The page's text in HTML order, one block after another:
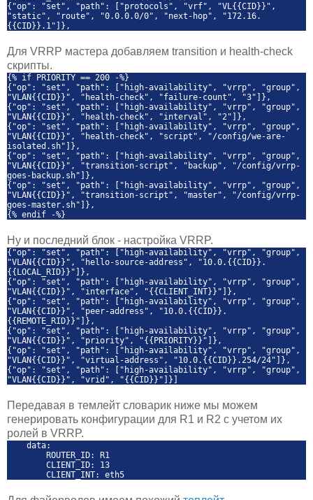
{"op": "set", "path": ["protocols", "vrf", "VL{{CID}}",
"static", "route", "0.0.0.0/0", "next-hop", "172.16.
{{CID}}.1"]},
Для VRRP мастера добавляем transition и health-check
скрипты.
{% if PRIORITY == 200 -%}
{"op": "set", "path": ["high-availability", "vrrp", "group",
"VLAN{{CID}}", "health-check", "failure-count", "3"]},
{"op": "set", "path": ["high-availability", "vrrp", "group",
"VLAN{{CID}}", "health-check", "interval", "2"]},
{"op": "set", "path": ["high-availability", "vrrp", "group",
"VLAN{{CID}}", "health-check", "script", "/config/we-are-
isolated.sh"]},
{"op": "set", "path": ["high-availability", "vrrp", "group",
"VLAN{{CID}}", "transition-script", "backup", "/config/vrrp-
goes-backup.sh"]},
{"op": "set", "path": ["high-availability", "vrrp", "group",
"VLAN{{CID}}", "transition-script", "master", "/config/vrrp-
goes-master.sh"]},
{% endif -%}
Ну и последний блок - настройка VRRP.
{"op": "set", "path": ["high-availability", "vrrp", "group",
"VLAN{{CID}}", "hello-source-address", "10.0.{{CID}}.
{{LOCAL_RID}}"]},
{"op": "set", "path": ["high-availability", "vrrp", "group",
"VLAN{{CID}}", "interface", "{{CLIENT_INT}}"]},
{"op": "set", "path": ["high-availability", "vrrp", "group",
"VLAN{{CID}}", "peer-address", "10.0.{{CID}}.
{{REMOTE_RID}}"]},
{"op": "set", "path": ["high-availability", "vrrp", "group",
"VLAN{{CID}}", "priority", "{{PRIORITY}}"]},
{"op": "set", "path": ["high-availability", "vrrp", "group",
"VLAN{{CID}}", "virtual-address", "10.0.{{CID}}.254/24"]},
{"op": "set", "path": ["high-availability", "vrrp", "group",
"VLAN{{CID}}", "vrid", "{{CID}}"]}]
Передавая в темлейт словарик ниже мы можем
генерировать конфигурации для R1 и R2 с учетом их
ролей в VRRP.
data:
ROUTER_ID: R1
CLIENT_ID: 13
CLIENT_INT: eth5